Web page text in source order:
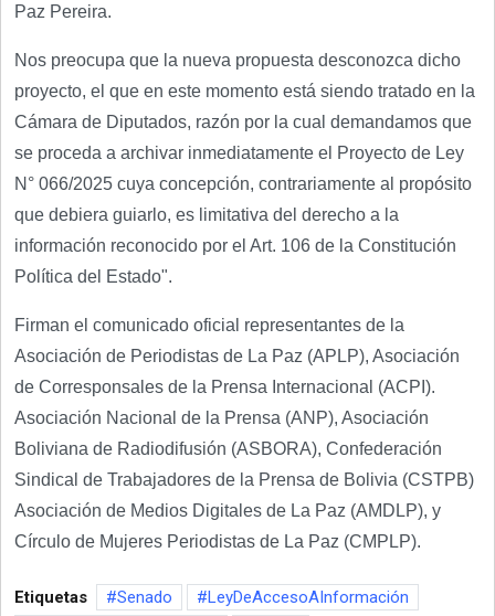
Paz Pereira.
Nos preocupa que la nueva propuesta desconozca dicho
proyecto, el que en este momento está siendo tratado en la
Cámara de Diputados, razón por la cual demandamos que
se proceda a archivar inmediatamente el Proyecto de Ley
N° 066/2025 cuya concepción, contrariamente al propósito
que debiera guiarlo, es limitativa del derecho a la
información reconocido por el Art. 106 de la Constitución
Política del Estado".
Firman el comunicado oficial representantes de la
Asociación de Periodistas de La Paz (APLP), Asociación
de Corresponsales de la Prensa Internacional (ACPI).
Asociación Nacional de la Prensa (ANP), Asociación
Boliviana de Radiodifusión (ASBORA), Confederación
Sindical de Trabajadores de la Prensa de Bolivia (CSTPB)
Asociación de Medios Digitales de La Paz (AMDLP), y
Círculo de Mujeres Periodistas de La Paz (CMPLP).
Etiquetas Senado
LeyDeAccesoAInformación